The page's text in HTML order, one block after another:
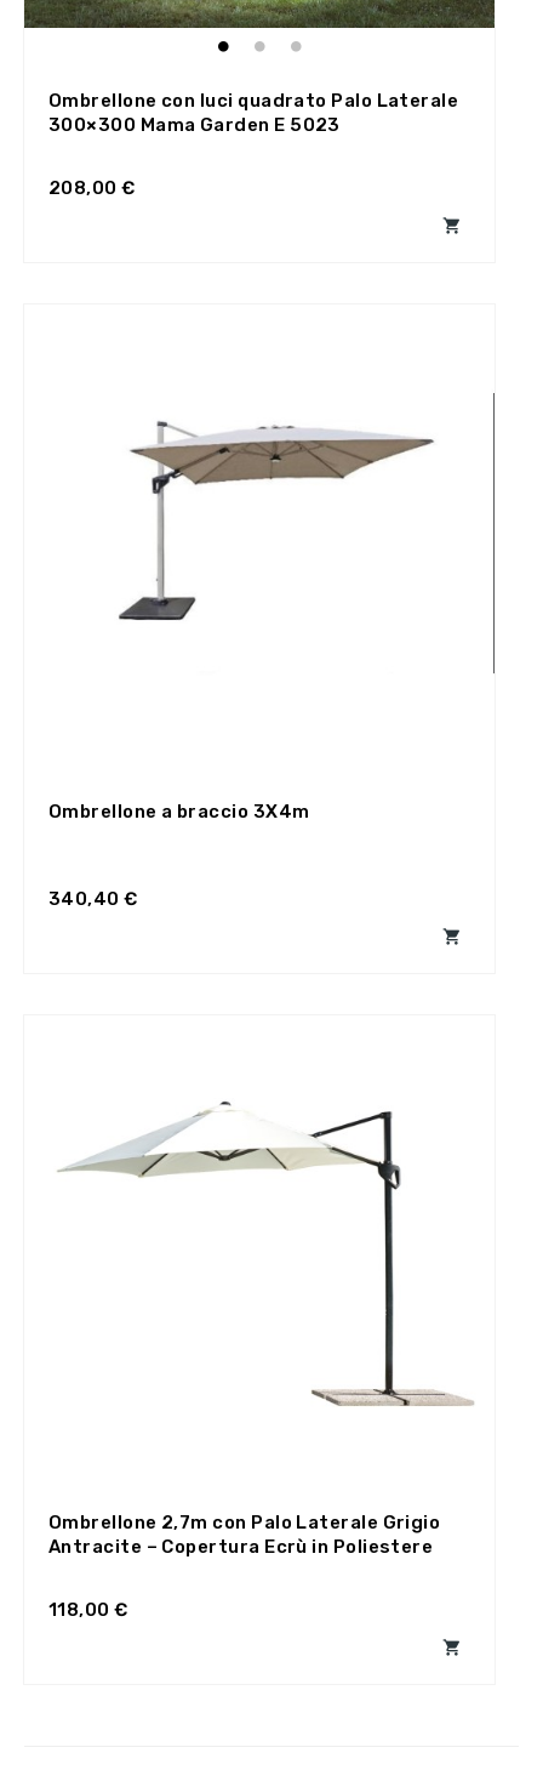
Ombrellone con luci quadrato Palo Laterale
300×300 Mama Garden E 5023
208,00 €

Ombrellone a braccio 3X4m
340,40 €

Ombrellone 2,7m con Palo Laterale Grigio
Antracite – Copertura Ecrù in Poliestere
118,00 €
